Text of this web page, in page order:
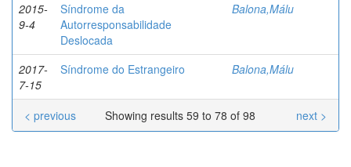
2015-
9-4
Síndrome da
Autorresponsabilidade
Deslocada
Balona,Málu
2017-
7-15
Síndrome do Estrangeiro Balona,Málu
Showing results 59 to 78 of 98
< previous next >